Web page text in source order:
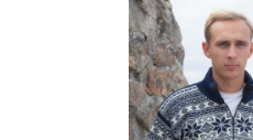
Dodanie tovaru a ceny za
Odmeny pre našich